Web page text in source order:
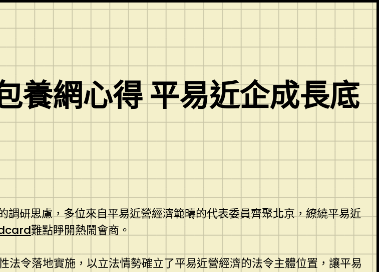
養網心得 平易近企成長底
調研思慮，多位來自平易近營經濟範疇的代表委員齊聚北京，繚繞平易近
難點睜開熱鬧會商。
令落地實施，以立法情勢確立了平易近營經濟的法令主體位置，讓平易